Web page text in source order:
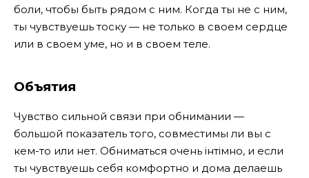
боли, чтобы быть рядом с ним. Когда ты не с ним,
ты чувствуешь тоску — не только в своем сердце
или в своем уме, но и в своем теле.
Объятия
Чувство сильной связи при обнимании —
большой показатель того, совместимы ли вы с
кем-то или нет. Обниматься очень iнтiмно, и если
ты чувствуешь себя комфортно и дома делаешь